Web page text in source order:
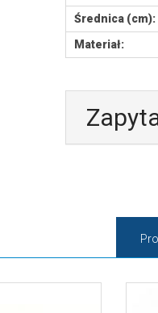
Średnica (cm):
Materiał: